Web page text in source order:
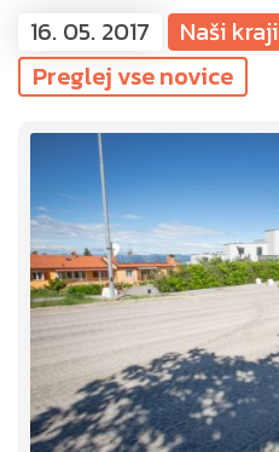
16. 05. 2017
Naši kraji
Preglej vse novice